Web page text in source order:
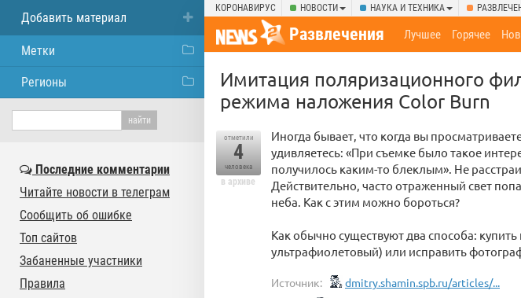
КОРОНАВИРУС НОВОСТИ НАУКА И ТЕХНИКА
Развлечения Лучшее Горячее
Имитация поляризационного
режима наложения Color Burn
отметили
4
человека
в архиве
Иногда бывает, что когда вы
удивляетесь: «При съемке было такое
получилось каким-то блеклым». Не
Действительно, часто отраженный свет
неба. Как с этим можно бороться?
Как обычно существуют два способа:
ультрафиолетовый) или исправить
Источник: dmitry.shamin.spb.ru/articles/...
Добавить материал
Метки
Регионы
Последние комментарии
Читайте новости в телеграм
Сообщить об ошибке
Топ сайтов
Забаненные участники
Правила